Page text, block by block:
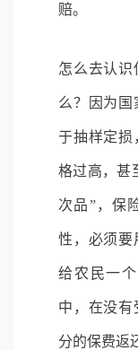
赔。
怎么去认识
么？因为国
于抽样定损
格过高，甚
次品”，保
性，必须要
给农民一
中，在没有
分的保费返